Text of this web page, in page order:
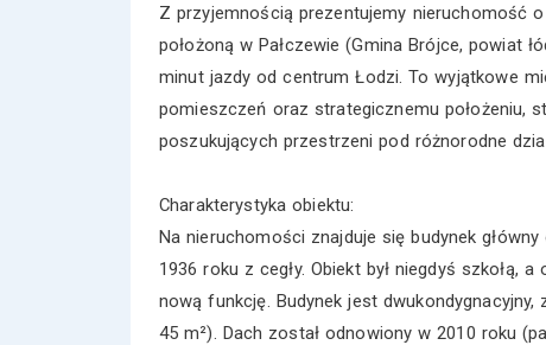
Z przyjemnością prezentujemy nieruchomość
położoną w Pałczewie (Gmina Brójce, powiat
minut jazdy od centrum Łodzi. To wyjątkowe
pomieszczeń oraz strategicznemu położeniu,
poszukujących przestrzeni pod różnorodne
Charakterystyka obiektu:
Na nieruchomości znajduje się budynek
1936 roku z cegły. Obiekt był niegdyś szkołą,
nową funkcję. Budynek jest
45 m²). Dach został odnowiony w 2010 roku